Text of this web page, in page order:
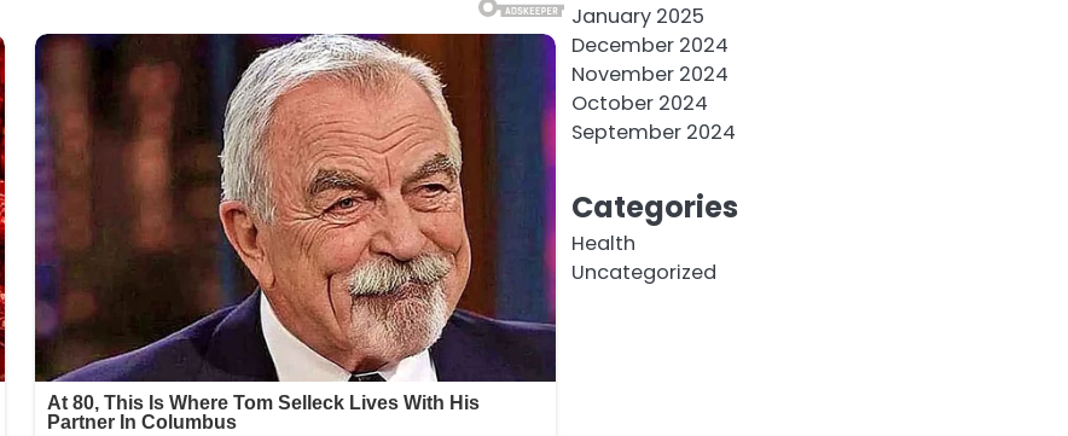
January 2025
December 2024
November 2024
October 2024
September 2024
Categories
Health
Uncategorized